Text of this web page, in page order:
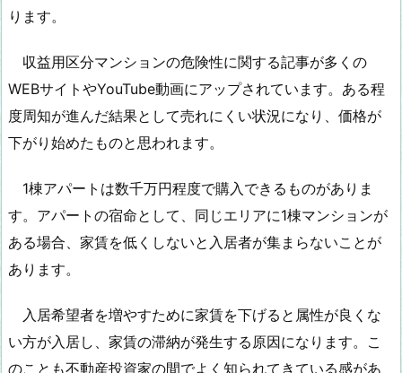
ります。
収益用区分マンションの危険性に関する記事が多くの
WEBサイトやYouTube動画にアップされています。ある程
度周知が進んだ結果として売れにくい状況になり、価格が
下がり始めたものと思われます。
1棟アパートは数千万円程度で購入できるものがありま
す。アパートの宿命として、同じエリアに1棟マンションが
ある場合、家賃を低くしないと入居者が集まらないことが
あります。
入居希望者を増やすために家賃を下げると属性が良くな
い方が入居し、家賃の滞納が発生する原因になります。こ
のことも不動産投資家の間でよく知られてきている感があ